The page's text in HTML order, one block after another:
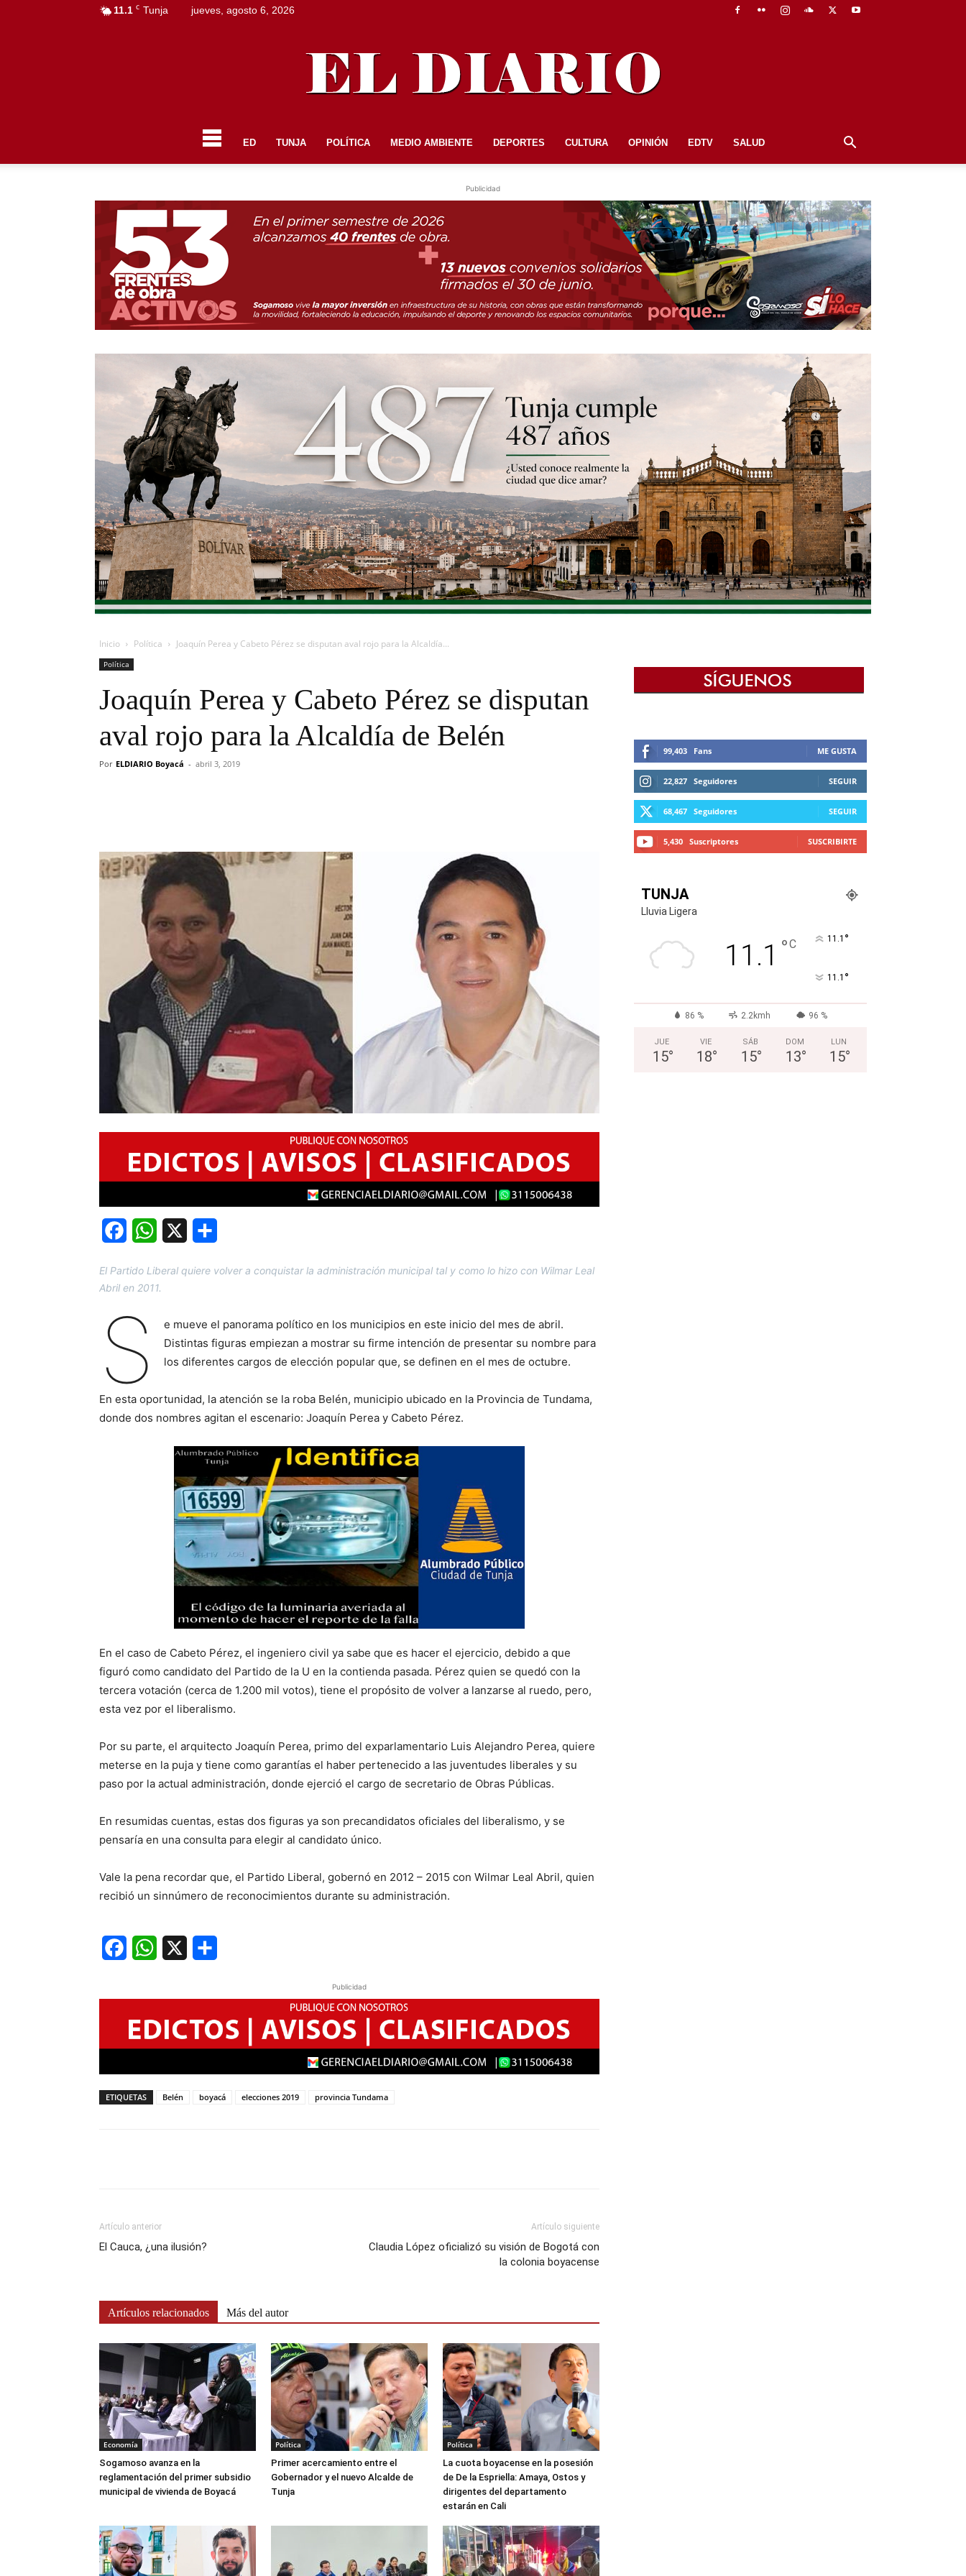
11.1 C Tunja jueves, agosto 6, 2026
DIARIO
ED TUNJA POLÍTICA MEDIO AMBIENTE DEPORTES CULTURA OPINIÓN EDTV SALUD
Publicidad
Inicio Política Joaquín Perea y Cabeto Pérez se disputan aval rojo para la Alcaldía...
Política
Joaquín Perea y Cabeto Pérez se disputan
aval rojo para la Alcaldía de Belén
Por ELDIARIO Boyacá - abril 3, 2019
FacebookWhatsApp
El Partido Liberal quiere volver a conquistar la administración municipal tal y como lo hizo con Wilmar Leal
Abril en 2011.
S
e mueve el panorama político en los municipios en este inicio del mes de abril.
Distintas figuras empiezan a mostrar su firme intención de presentar su nombre para
los diferentes cargos de elección popular que, se definen en el mes de octubre.
En esta oportunidad, la atención se la roba Belén, municipio ubicado en la Provincia de Tundama,
donde dos nombres agitan el escenario: Joaquín Perea y Cabeto Pérez.
En el caso de Cabeto Pérez, el ingeniero civil ya sabe que es hacer el ejercicio, debido a que
figuró como candidato del Partido de la U en la contienda pasada. Pérez quien se quedó con la
tercera votación (cerca de 1.200 mil votos), tiene el propósito de volver a lanzarse al ruedo, pero,
esta vez por el liberalismo.
Por su parte, el arquitecto Joaquín Perea, primo del exparlamentario Luis Alejandro Perea, quiere
meterse en la puja y tiene como garantías el haber pertenecido a las juventudes liberales y su
paso por la actual administración, donde ejerció el cargo de secretario de Obras Públicas.
En resumidas cuentas, estas dos figuras ya son precandidatos oficiales del liberalismo, y se
pensaría en una consulta para elegir al candidato único.
Vale la pena recordar que, el Partido Liberal, gobernó en 2012 – 2015 con Wilmar Leal Abril, quien
recibió un sinnúmero de reconocimientos durante su administración.
FacebookWhatsApp
Publicidad
ETIQUETAS Belén boyacá elecciones 2019 provincia Tundama
Artículo anterior
El Cauca, ¿una ilusión?
Artículo siguiente
Claudia López oficializó su visión de Bogotá con
la colonia boyacense
Artículos relacionados Más del autor
Economía
Sogamoso avanza en la
reglamentación del primer subsidio
municipal de vivienda de Boyacá
Política
Primer acercamiento entre el
Gobernador y el nuevo Alcalde de
Tunja
Política
La cuota boyacense en la posesión
de De la Espriella: Amaya, Ostos y
dirigentes del departamento
estarán en Cali
99,403 Fans ME GUSTA
22,827 Seguidores SEGUIR
68,467 Seguidores SEGUIR
5,430 Suscriptores SUSCRIBIRTE
TUNJA
Lluvia Ligera
11.1 °C 11.1 °
11.1 °
86 % 2.2kmh 96 %
JUE
15°
VIE
18°
SÁB
15°
DOM
13°
LUN
15°